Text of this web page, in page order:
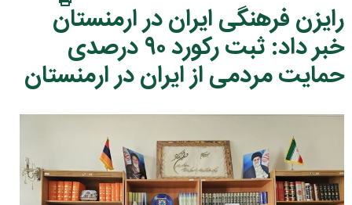
رایزن فرهنگی ایران در ارمنستان
خبر داد: ثبت رکورد ۹۰ درصدی
حمایت مردمی از ایران در ارمنستان